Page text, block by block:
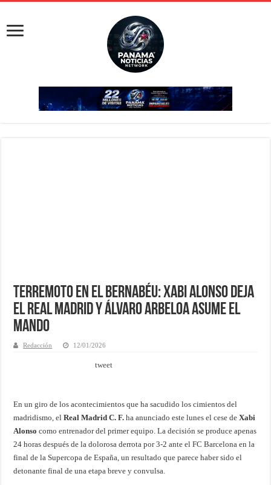
Terremoto en el Bernabéu: Xabi Alonso deja
el Real Madrid y Álvaro Arbeloa asume el
mando
Redacción 12/01/2026
tweet
En un giro de los acontecimientos que ha sacudido los cimientos del
madridismo, elReal Madrid C. F. ha anunciado este lunes el cese deXabi
Alonso como entrenador del primer equipo. La decisión se produce apenas
24 horas después de la dolorosa derrota por 3-2 ante el FC Barcelona en la
final de la Supercopa de España, un resultado que parece haber sido el
detonante final de una etapa breve y convulsa.